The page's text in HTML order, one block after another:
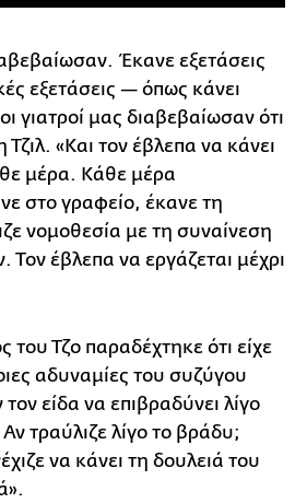
Έκανε εξετάσεις
εξετάσεις — όπως κάνει
γιατροί μας διαβεβαίωσαν ότι
Τζιλ. «Και τον έβλεπα να κάνει
μέρα. Κάθε μέρα
στο γραφείο, έκανε τη
νομοθεσία με τη συναίνεση
έβλεπα να εργάζεται μέχρι
Τζο παραδέχτηκε ότι είχε
αδυναμίες του συζύγου
είδα να επιβραδύνει λίγο
τραύλιζε λίγο το βράδυ;
να κάνει τη δουλειά του